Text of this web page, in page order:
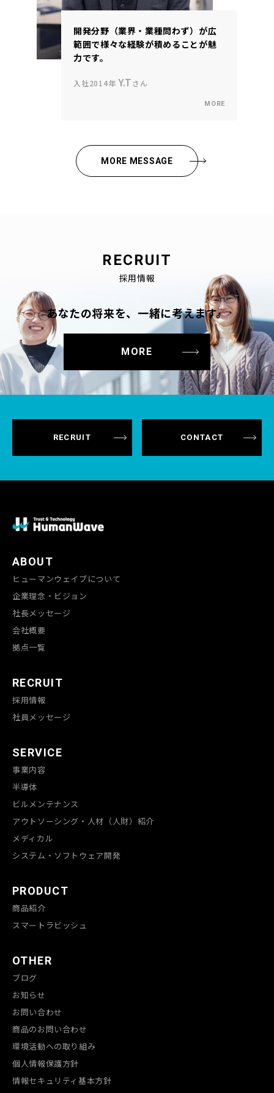
開発分野（業界・業種問わず）が広
範囲で様々な経験が積めることが魅
力です。
入社2014年 Y.Tさん
MORE MESSAGE
RECRUIT
採用情報
あなたの将来を、一緒に考えます。
MORE
ABOUT
ヒューマンウェイブについて
企業理念・ビジョン
社長メッセージ
会社概要
拠点一覧
RECRUIT
採用情報
社員メッセージ
SERVICE
事業内容
半導体
ビルメンテナンス
アウトソーシング・人材（人財）紹介
メディカル
システム・ソフトウェア開発
PRODUCT
商品紹介
スマートラビッシュ
OTHER
ブログ
お知らせ
お問い合わせ
商品のお問い合わせ
環境活動への取り組み
個人情報保護方針
情報セキュリティ基本方針
RECRUIT CONTACT